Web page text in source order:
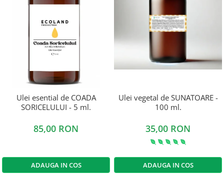
Ulei esential de COADA
SORICELULUI - 5 ml.
85,00 RON
ADAUGA IN COS
Ulei vegetal de SUNATOARE -
100 ml.
35,00 RON
ADAUGA IN COS